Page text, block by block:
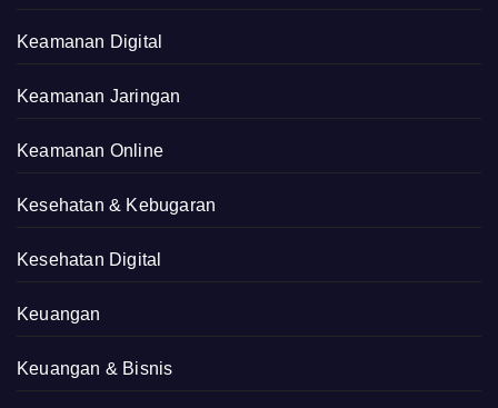
Keamanan Digital
Keamanan Jaringan
Keamanan Online
Kesehatan & Kebugaran
Kesehatan Digital
Keuangan
Keuangan & Bisnis